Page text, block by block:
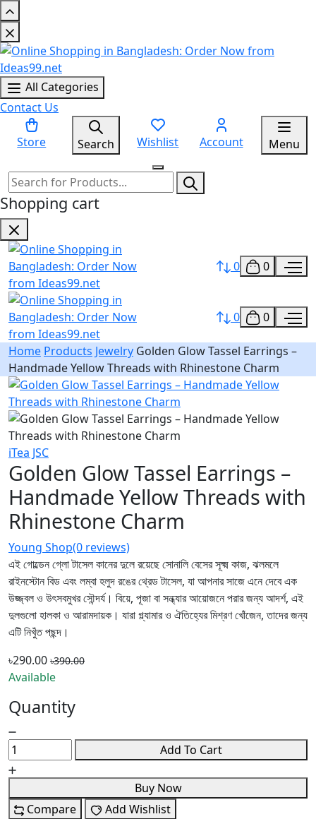
All Categories
Contact Us
Store Search Wishlist Account Menu
Shopping cart
0 0
0 0
Home Products Jewelry Golden Glow Tassel Earrings –
Handmade Yellow Threads with Rhinestone Charm
iTea JSC
Golden Glow Tassel Earrings –
Handmade Yellow Threads with
Rhinestone Charm
Young Shop(0 reviews)
এই গোল্ডেন গ্লো টাসেল কানের দুলে রয়েছে সোনালি বেসের সূক্ষ্ম কাজ, ঝলমলে
রাইনস্টোন বিড এবং লম্বা হলুদ রঙের থ্রেড টাসেল, যা আপনার সাজে এনে দেবে এক
উজ্জ্বল ও উৎসবমুখর সৌন্দর্য। বিয়ে, পূজা বা সন্ধ্যার আয়োজনে পরার জন্য আদর্শ, এই
দুলগুলো হালকা ও আরামদায়ক। যারা গ্ল্যামার ও ঐতিহ্যের মিশ্রণ খোঁজেন, তাদের জন্য
এটি নিখুঁত পছন্দ।
৳290.00 ৳390.00
Available
Quantity
Add To Cart
Buy Now
Compare
Add Wishlist